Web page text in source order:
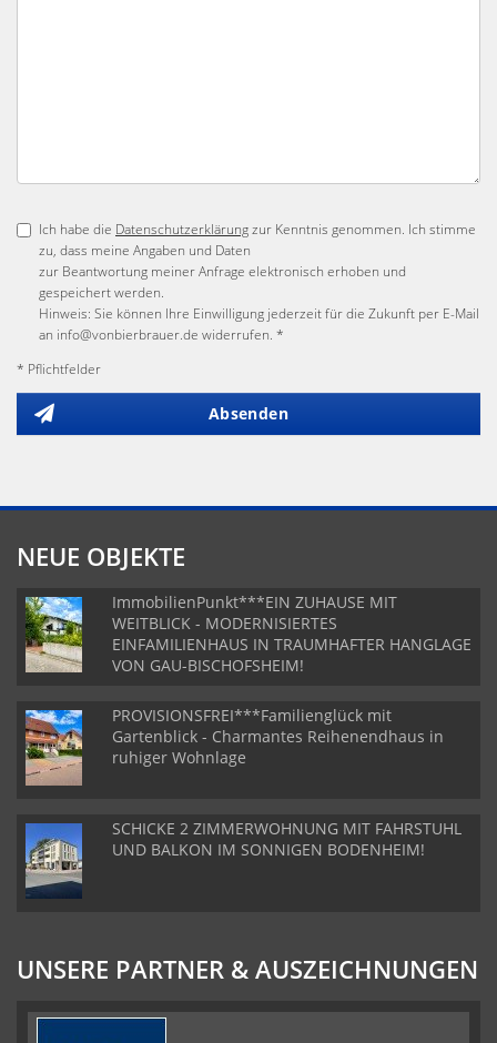
Ich habe die Datenschutzerklärungzur Kenntnis genommen. Ich stimme
zu, dass meine Angaben und Daten
zur Beantwortung meiner Anfrage elektronisch erhoben und
gespeichert werden.
Hinweis: Sie können Ihre Einwilligung jederzeit für die Zukunft per E-Mail
an info@vonbierbrauer.de widerrufen. *
* Pflichtfelder
Absenden
NEUE OBJEKTE
ImmobilienPunkt***EIN ZUHAUSE MIT
WEITBLICK - MODERNISIERTES
EINFAMILIENHAUS IN TRAUMHAFTER HANGLAGE
VON GAU-BISCHOFSHEIM!
PROVISIONSFREI***Familienglück mit
Gartenblick - Charmantes Reihenendhaus in
ruhiger Wohnlage
SCHICKE 2 ZIMMERWOHNUNG MIT FAHRSTUHL
UND BALKON IM SONNIGEN BODENHEIM!
UNSERE PARTNER & AUSZEICHNUNGEN